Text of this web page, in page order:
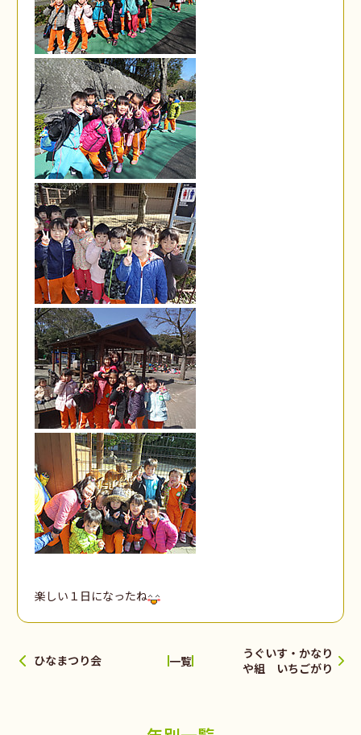
楽しい１日になったね
ひなまつり会 一覧
うぐいす・かなり
や組 いちごがり